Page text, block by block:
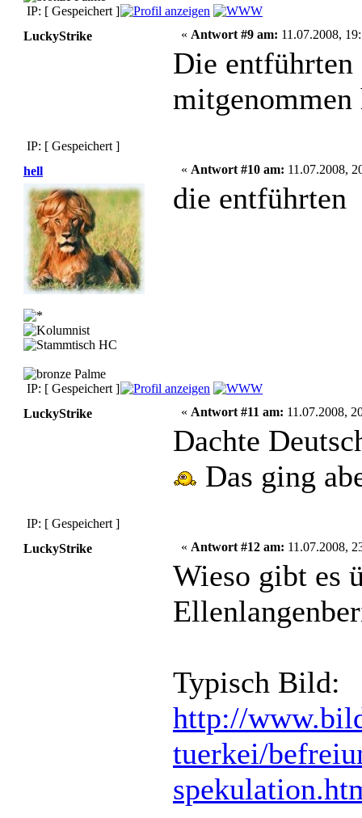
IP: [ Gespeichert ]
LuckyStrike
« Antwort #9 am: 11.07.2008,
Die
mitgenommen
IP: [ Gespeichert ]
hell
« Antwort #10 am: 11.07.2008,
die entführten
IP: [ Gespeichert ]
LuckyStrike
« Antwort #11 am: 11.07.2008,
Dachte
Das ging
IP: [ Gespeichert ]
LuckyStrike
« Antwort #12 am: 11.07.2008,
Wieso gibt es
Typisch Bild:
http://
tuerkei/